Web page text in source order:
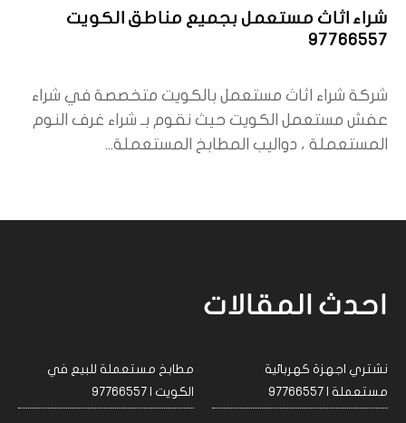
شراء اثاث مستعمل بجميع مناطق الكويت
97766557
شركة شراء اثاث مستعمل بالكويت متخصصة في شراء
عفش مستعمل الكويت حيث نقوم بـ شراء غرف النوم
المستعملة ، دواليب المطابخ المستعملة...
احدث المقالات
نشتري اجهزة كهربائية
مستعملة | 97766557
مطابخ مستعملة للبيع في
الكويت | 97766557